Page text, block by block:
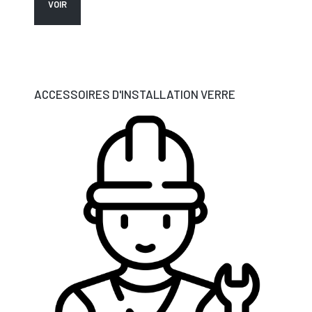
VOIR
ACCESSOIRES D'INSTALLATION VERRE